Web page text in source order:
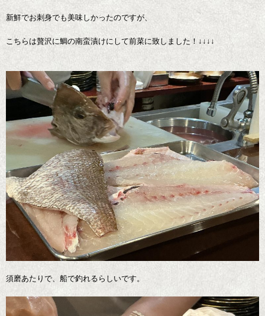
新鮮でお刺身でも美味しかったのですが、
こちらは贅沢に鯛の南蛮漬けにして前菜に致しました！↓↓↓↓
須磨あたりで、船で釣れるらしいです。